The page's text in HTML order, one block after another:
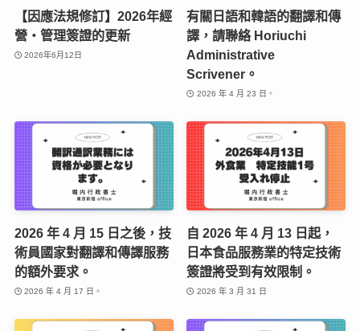
【因應法規修訂】2026年經
營・管理簽證的更新
2026年6月12日
有關日語和韓語的翻譯和傳
譯，請聯絡 Horiuchi
Administrative
Scrivener。
2026 年 4 月 23 日。
2026 年 4 月 15 日之後，技
術員國家對翻譯和傳譯服務
的額外要求。
2026 年 4 月 17 日。
自 2026 年 4 月 13 日起，
日本食品服務業的特定技術
簽證將受到有效限制。
2026 年 3 月 31 日